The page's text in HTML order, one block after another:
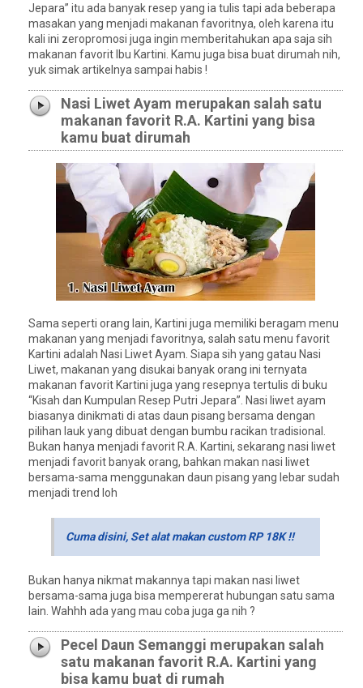
Jepara” itu ada banyak resep yang ia tulis tapi ada beberapa
masakan yang menjadi makanan favoritnya, oleh karena itu
kali ini zeropromosi juga ingin memberitahukan apa saja sih
makanan favorit Ibu Kartini. Kamu juga bisa buat dirumah nih,
yuk simak artikelnya sampai habis !
Nasi Liwet Ayam merupakan salah satu
makanan favorit R.A. Kartini yang bisa
kamu buat dirumah
Sama seperti orang lain, Kartini juga memiliki beragam menu
makanan yang menjadi favoritnya, salah satu menu favorit
Kartini adalah Nasi Liwet Ayam. Siapa sih yang gatau Nasi
Liwet, makanan yang disukai banyak orang ini ternyata
makanan favorit Kartini juga yang resepnya tertulis di buku
“Kisah dan Kumpulan Resep Putri Jepara”. Nasi liwet ayam
biasanya dinikmati di atas daun pisang bersama dengan
pilihan lauk yang dibuat dengan bumbu racikan tradisional.
Bukan hanya menjadi favorit R.A. Kartini, sekarang nasi liwet
menjadi favorit banyak orang, bahkan makan nasi liwet
bersama-sama menggunakan daun pisang yang lebar sudah
menjadi trend loh
Cuma disini, Set alat makan custom RP 18K !!
Bukan hanya nikmat makannya tapi makan nasi liwet
bersama-sama juga bisa mempererat hubungan satu sama
lain. Wahhh ada yang mau coba juga ga nih ?
Pecel Daun Semanggi merupakan salah
satu makanan favorit R.A. Kartini yang
bisa kamu buat di rumah